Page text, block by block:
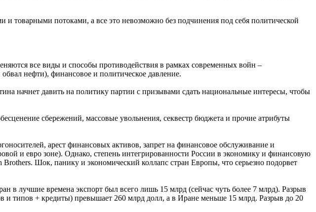
потоками, а все это невозможно без подчинения под себя политической
все виды и способы противодействия в рамках современных войн –
нефти), финансовое и политическое давление.
начнет давить на политику партии с призывами сдать национальные интересы, чтобы
сбережений, массовые увольнения, секвестр бюджета и прочие атрибуты
арест финансовых активов, запрет на финансовое обслуживание и
и евро зоне). Однако, степень интегрированности России в экономику и финансовую
Шок, панику и экономический коллапс стран Европы, что серьезно подорвет
лучшие времена экспорт был всего лишь 15 млрд (сейчас чуть более 7 млрд). Разрыв
и типов + кредиты) превышает 260 млрд долл, а в Иране меньше 15 млрд. Разрыв до 20